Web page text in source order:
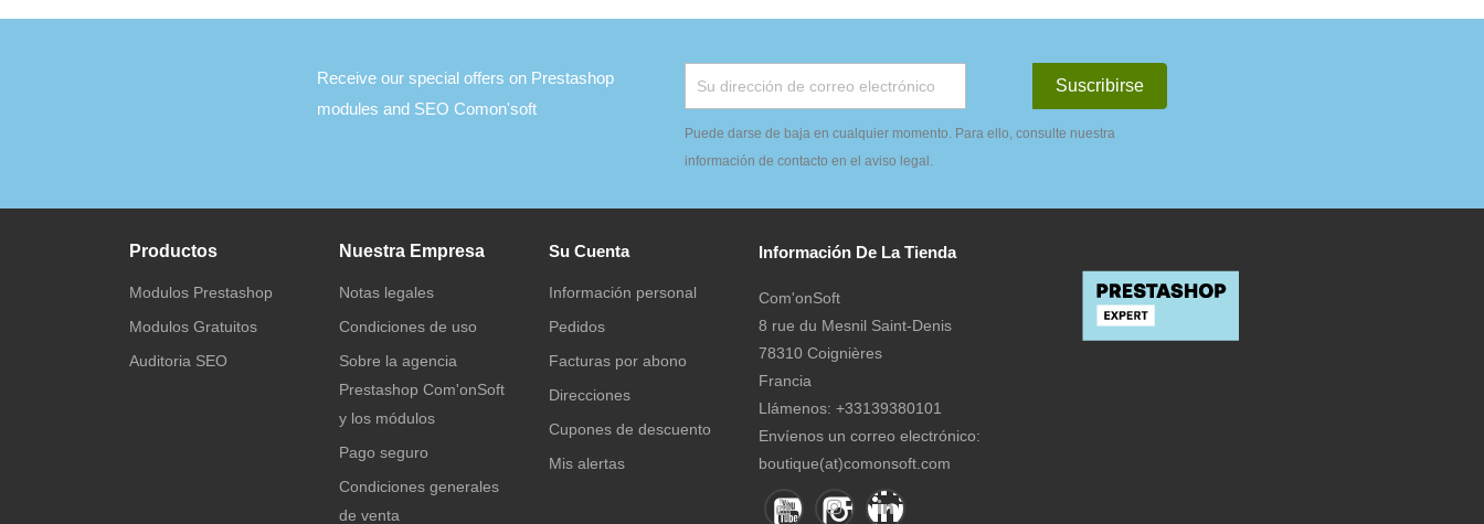
Receive our special offers on Prestashop
modules and SEO Comon'soft
Puede darse de baja en cualquier momento. Para ello, consulte nuestra
información de contacto en el aviso legal.
Productos
Modulos Prestashop
Modulos Gratuitos
Auditoria SEO
Nuestra Empresa
Notas legales
Condiciones de uso
Sobre la agencia
Prestashop Com'onSoft
y los módulos
Pago seguro
Condiciones generales
de venta
Su Cuenta
Información personal
Pedidos
Facturas por abono
Direcciones
Cupones de descuento
Mis alertas
Información De La Tienda
Com'onSoft
8 rue du Mesnil Saint-Denis
78310 Coignières
Francia
Llámenos: +33139380101
Envíenos un correo electrónico:
boutique(at)comonsoft.com